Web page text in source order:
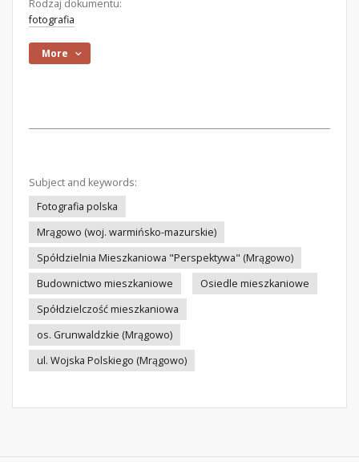
Rodzaj dokumentu:
fotografia
More
Subject and keywords:
Fotografia polska
Mrągowo (woj. warmińsko-mazurskie)
Spółdzielnia Mieszkaniowa "Perspektywa" (Mrągowo)
Budownictwo mieszkaniowe
Osiedle mieszkaniowe
Spółdzielczość mieszkaniowa
os. Grunwaldzkie (Mrągowo)
ul. Wojska Polskiego (Mrągowo)